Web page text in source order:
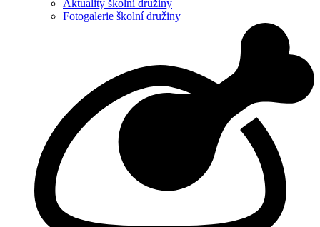
Aktuality školní družiny
Fotogalerie školní družiny